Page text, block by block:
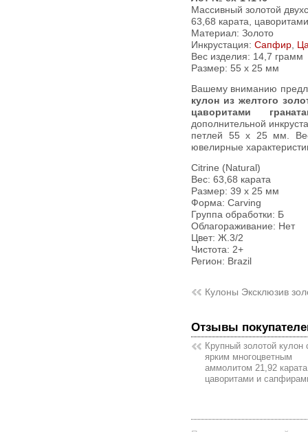
Массивный золотой
63,68 карата,
Материал: Золото
Инкрустация: Сапфир,
Вес изделия: 14,7 грамм
Размер: 55 х 25 мм
Вашему вниманию
кулон из желтого
цаворитами
дополнительной
петлей 55 х 25 мм.
ювелирные
Citrine (Natural)
Вес: 63,68 карата
Размер: 39 х 25 мм
Форма: Carving
Группа обработки: Б
Облагораживание: Нет
Цвет: Ж.3/2
Чистота: 2+
Регион: Brazil
Кулоны Эксклюзив
Отзывы
Крупный золотой кулон
ярким многоцветным
аммолитом 21,92
цаворитами и